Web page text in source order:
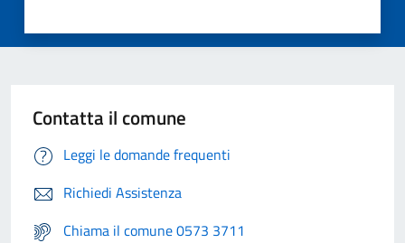
Contatta il comune
Leggi le domande frequenti
Richiedi Assistenza
Chiama il comune 0573 3711